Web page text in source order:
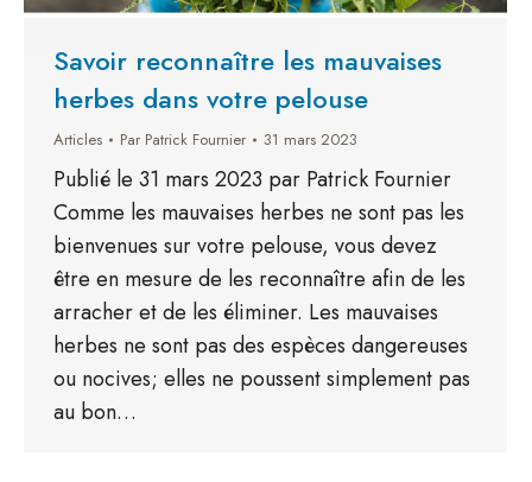
Savoir reconnaître les mauvaises
herbes dans votre pelouse
Articles Par Patrick Fournier 31 mars 2023
Publié le 31 mars 2023 par Patrick Fournier
Comme les mauvaises herbes ne sont pas les
bienvenues sur votre pelouse, vous devez
être en mesure de les reconnaître afin de les
arracher et de les éliminer. Les mauvaises
herbes ne sont pas des espèces dangereuses
ou nocives; elles ne poussent simplement pas
au bon…